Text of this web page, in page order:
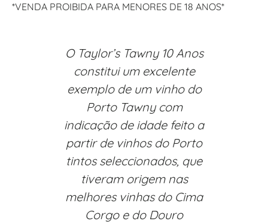
*VENDA PROIBIDA PARA MENORES DE 18 ANOS*
O Taylor’s Tawny 10 Anos
constitui um excelente
exemplo de um vinho do
Porto Tawny com
indicação de idade feito a
partir de vinhos do Porto
tintos seleccionados, que
tiveram origem nas
melhores vinhas do Cima
Corgo e do Douro